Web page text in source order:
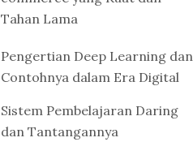
Tahan Lama
Pengertian Deep Learning dan
Contohnya dalam Era Digital
Sistem Pembelajaran Daring
dan Tantangannya